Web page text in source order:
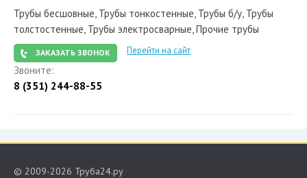
Трубы бесшовные, Трубы тонкостенные, Трубы б/у, Трубы
толстостенные, Трубы электросварные, Прочие трубы
ЗАКАЗАТЬ ЗВОНОК Перейти на сайт
Звоните:
8 (351) 244-88-55
© 2009-2026 Труба24.ру